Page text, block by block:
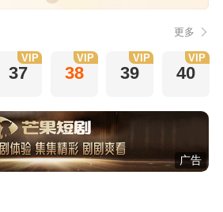
更多
37
VIP
38
VIP
39
VIP
40
VIP
广告